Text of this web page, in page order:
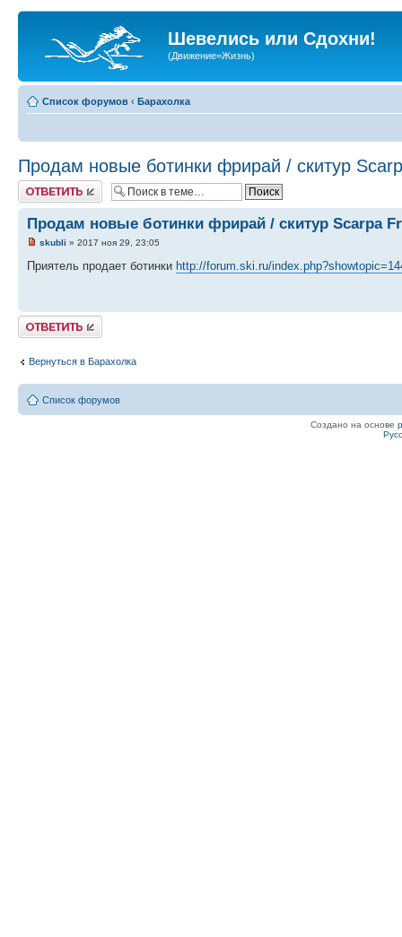
Шевелись или Сдохни!
(Движение=Жизнь)
Список форумов ‹ Барахолка
Продам новые ботинки фрирай / скитур
Ответить
Продам новые ботинки фрирай / скитур Scarpa
skubli » 2017 ноя 29, 23:05
Приятель продает ботинки http://forum.ski.ru/
Ответить
Вернуться в Барахолка
Список форумов
Создано на основе